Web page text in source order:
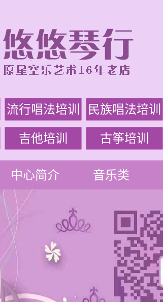
流行唱法培训 民族唱法培训
吉他培训 古筝培训
中心简介 音乐类